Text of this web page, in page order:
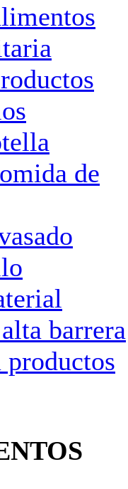
de
barrera
productos